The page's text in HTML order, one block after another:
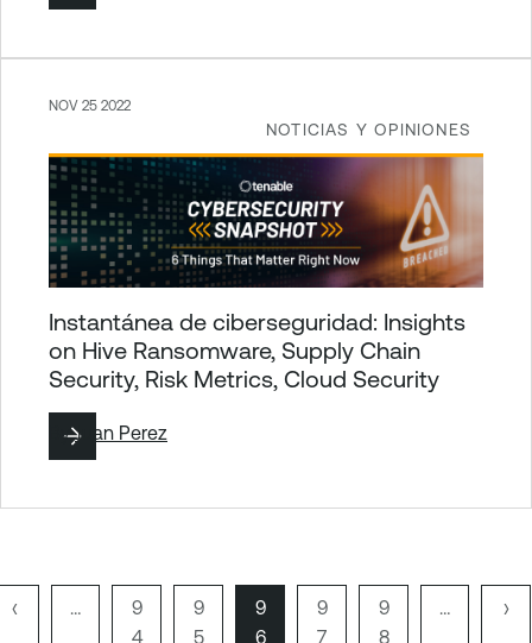
NOTICIAS Y OPINIONES
NOV 25 2022
Instantánea de ciberseguridad: Insights
on Hive Ransomware, Supply Chain
Security, Risk Metrics, Cloud Security
ByJuan Perez
P‹ …
P
á
9
4
P
á
9
5
P
á
9
6
P
á
9
7
P
á
9
8
…
S
›